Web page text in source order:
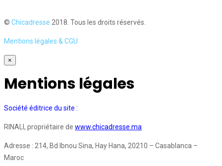
© Chicadresse 2018. Tous les droits réservés.
Mentions légales & CGU
×
Mentions légales
Société éditrice du site :
RINALI, propriétaire de www.chicadresse.ma
Adresse : 214, Bd Ibnou Sina, Hay Hana, 20210 – Casablanca –
Maroc